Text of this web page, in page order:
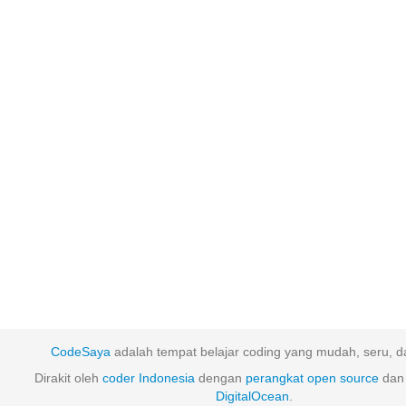
CodeSaya adalah tempat belajar coding yang mudah, seru,
Dirakit oleh coder Indonesia dengan perangkat open source
DigitalOcean